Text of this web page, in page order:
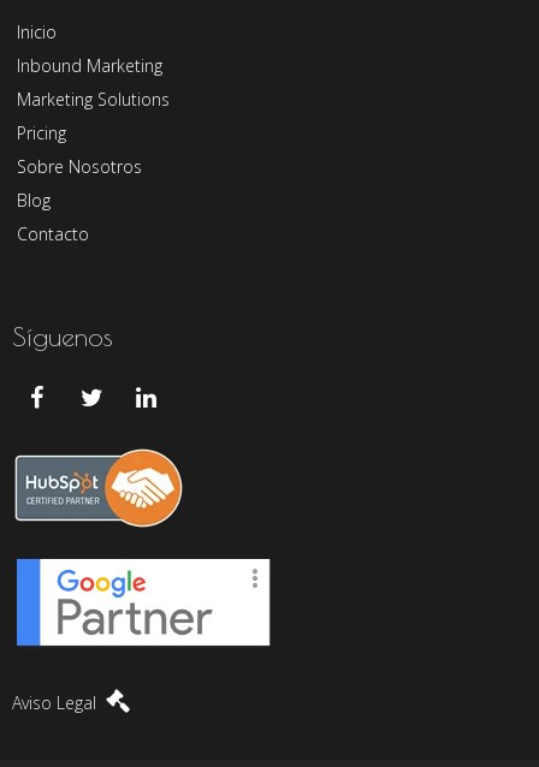
Inicio
Inbound Marketing
Marketing Solutions
Pricing
Sobre Nosotros
Blog
Contacto
Síguenos
Aviso Legal